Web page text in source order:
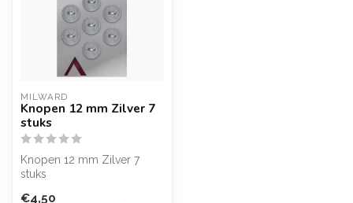
MILWARD
Knopen 12 mm Zilver 7
stuks
Knopen 12 mm Zilver 7
stuks
€4,50